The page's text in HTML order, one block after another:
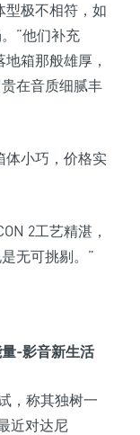
型极不相符，如
”他们补充
箱那般雄厚，
在音质细腻丰
体小巧，价格实
2工艺精湛，
无可挑剔。”
，称其独树一
近对达尼